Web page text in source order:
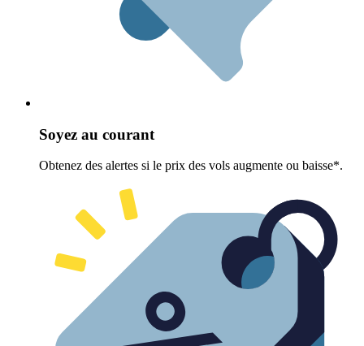
Soyez au courant
Obtenez des alertes si le prix des vols augmente ou baisse*.